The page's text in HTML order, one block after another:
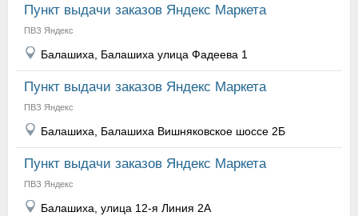
Пункт выдачи заказов Яндекс Маркета
ПВЗ Яндекс
Балашиха, Балашиха улица Фадеева 1
Пункт выдачи заказов Яндекс Маркета
ПВЗ Яндекс
Балашиха, Балашиха Вишняковское шоссе 2Б
Пункт выдачи заказов Яндекс Маркета
ПВЗ Яндекс
Балашиха, улица 12-я Линия 2А